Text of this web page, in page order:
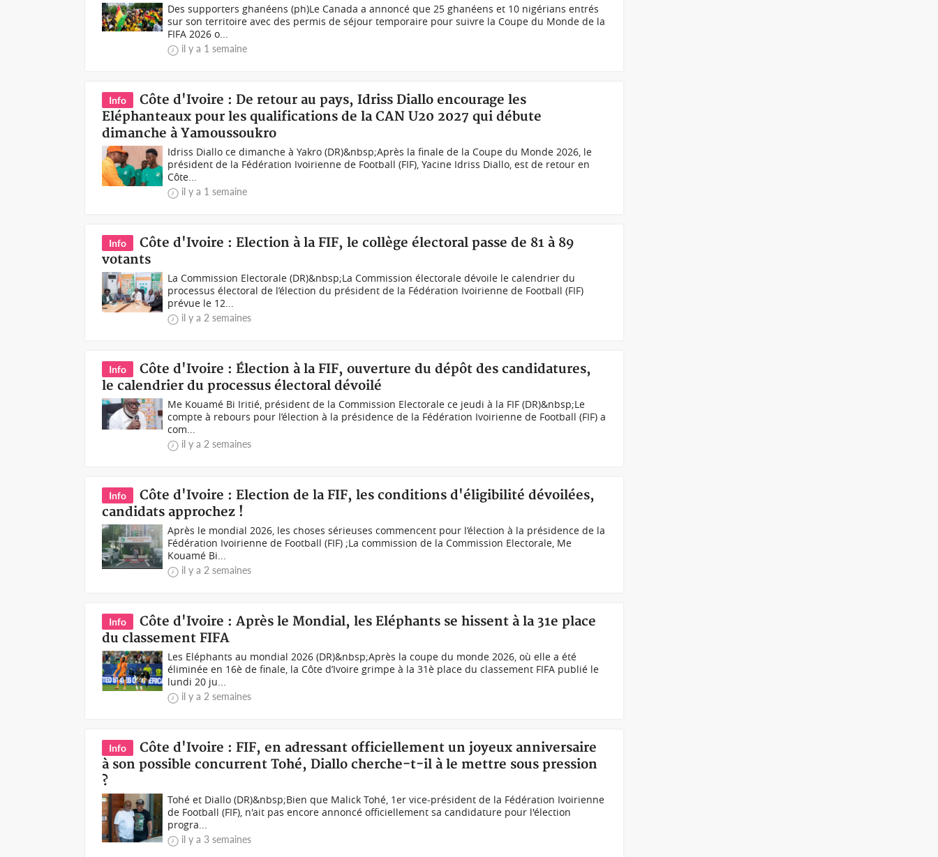
Des supporters ghanéens (ph)Le Canada a annoncé que 25 ghanéens et 10 nigérians entrés
sur son territoire avec des permis de séjour temporaire pour suivre la Coupe du Monde de la
FIFA 2026 o...
il y a 1 semaine
Info
Côte d'Ivoire : De retour au pays, Idriss Diallo encourage les
Eléphanteaux pour les qualifications de la CAN U20 2027 qui débute
dimanche à Yamoussoukro
Idriss Diallo ce dimanche à Yakro (DR)&nbsp;Après la finale de la Coupe du Monde 2026, le
président de la Fédération Ivoirienne de Football (FIF), Yacine Idriss Diallo, est de retour en
Côte...
il y a 1 semaine
Info
Côte d'Ivoire : Election à la FIF, le collège électoral passe de 81 à 89
votants
La Commission Electorale (DR)&nbsp;La Commission électorale dévoile le calendrier du
processus électoral de l’élection du président de la Fédération Ivoirienne de Football (FIF)
prévue le 12...
il y a 2 semaines
Info
Côte d'Ivoire : Élection à la FIF, ouverture du dépôt des candidatures,
le calendrier du processus électoral dévoilé
Me Kouamé Bi Iritié, président de la Commission Electorale ce jeudi à la FIF (DR)&nbsp;Le
compte à rebours pour l’élection à la présidence de la Fédération Ivoirienne de Football (FIF) a
com...
il y a 2 semaines
Info
Côte d'Ivoire : Election de la FIF, les conditions d'éligibilité dévoilées,
candidats approchez !
Après le mondial 2026, les choses sérieuses commencent pour l’élection à la présidence de la
Fédération Ivoirienne de Football (FIF) ;La commission de la Commission Electorale, Me
Kouamé Bi...
il y a 2 semaines
Info
Côte d'Ivoire : Après le Mondial, les Eléphants se hissent à la 31e place
du classement FIFA
Les Eléphants au mondial 2026 (DR)&nbsp;Après la coupe du monde 2026, où elle a été
éliminée en 16è de finale, la Côte d’Ivoire grimpe à la 31è place du classement FIFA publié le
lundi 20 ju...
il y a 2 semaines
Info
Côte d'Ivoire : FIF, en adressant officiellement un joyeux anniversaire
à son possible concurrent Tohé, Diallo cherche-t-il à le mettre sous pression
?
Tohé et Diallo (DR)&nbsp;Bien que Malick Tohé, 1er vice-président de la Fédération Ivoirienne
de Football (FIF), n'ait pas encore annoncé officiellement sa candidature pour l'élection
progra...
il y a 3 semaines